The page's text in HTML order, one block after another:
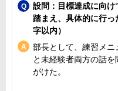
設問：目標達成に向
踏まえ、具体的に行
字以内）
部長として、練習メ
と未経験者両方の話
がけた。